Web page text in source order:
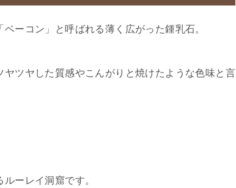
ーコン」と呼ばれる薄く広がった鍾乳石。
ツヤした質感やこんがりと焼けたような色味と言
ーレイ洞窟です。